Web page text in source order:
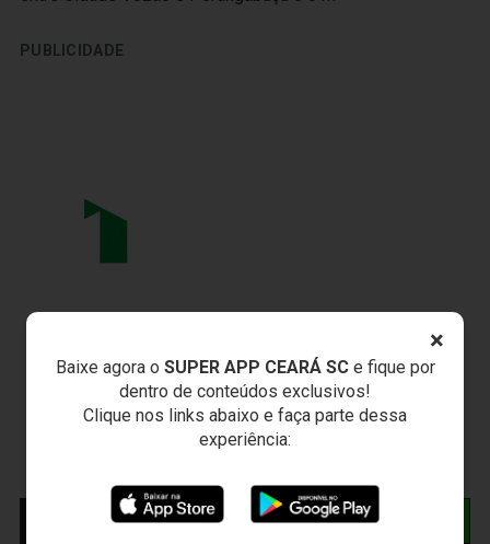
×
Baixe agora o SUPER APP CEARÁ SCe fique por
dentro de conteúdos exclusivos!
Clique nos links abaixo e faça parte dessa
experiência:
PUBLICIDADE
NOTÍCIAS RELACIONADAS